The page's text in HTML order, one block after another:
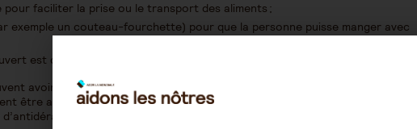
faciliter la prise ou le transport des aliments ;
exemple un couteau-fourchette) pour que la personne puisse manger avec
est de
avoir dessurfaces antidérapantes
être achetés pour 10 à 15 €. Vous pourrez ainsi positionner les feuilles